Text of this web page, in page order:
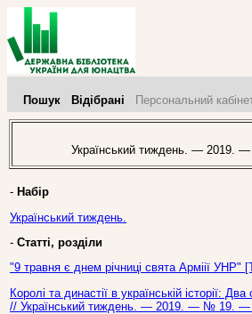
Пошук Відібрані Персональний
Український тиждень. — 2019.
- Набір
Український тиждень.
- Статті, розділи
"9 травня є днем річниці свята Арміії
Королі та династії в українській історії:
// Український тиждень. — 2019. — № 19. —